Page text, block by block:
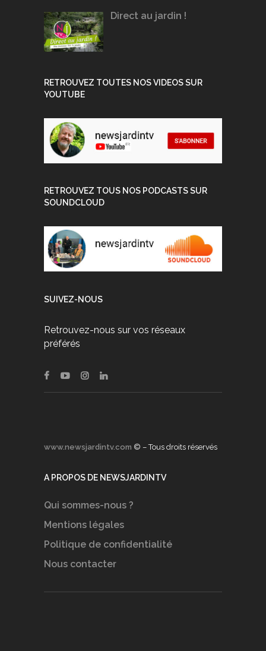
Direct au jardin !
RETROUVEZ TOUTES NOS VIDEOS SUR
YOUTUBE
RETROUVEZ TOUS NOS PODCASTS SUR
SOUNDCLOUD
SUIVEZ-NOUS
Retrouvez-nous sur vos réseaux
préférés
www.newsjardintv.com © – Tous droits réservés
A PROPOS DE NEWSJARDINTV
Qui sommes-nous ?
Mentions légales
Politique de confidentialité
Nous contacter